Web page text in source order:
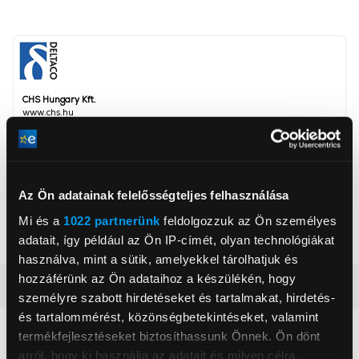
Az Ön adatainak felelősségteljes felhasználása
Mi és a 1022 partnerünk feldolgozzuk az Ön személyes
adatait, így például az Ön IP-címét, olyan technológiákat
használva, mint a sütik, amelyekkel tárolhatjuk és
hozzáférünk az Ön adataihoz a készülékén, hogy
személyre szabott hirdetéseket és tartalmakat, hirdetés-
és tartalommérést, közönségbetekintéseket, valamint
termékfejlesztéseket biztosíthassunk Önnek. Ön dönt
arról, hogy ki használja az adatait és milyen célra.
CHS Hungary Kft.
www.chs.hu
2040, Budaörs, Vasút utca 15
Háttérvilágítás
Igen
Részletes ismertető
Neked ajánljuk